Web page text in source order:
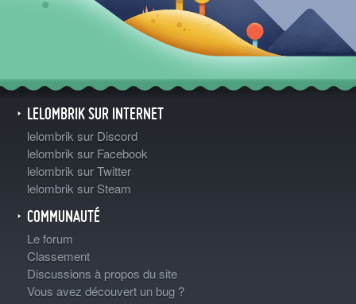
LELOMBRIK SUR INTERNET
lelombrik sur Discord
lelombrik sur Facebook
lelombrik sur Twitter
lelombrik sur Steam
COMMUNAUTÉ
Le forum
Classement
Discussions à propos du site
Vous avez découvert un bug ?